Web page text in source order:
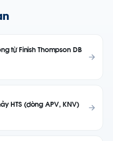
từ Finish Thompson DB
HTS (dòng APV, KNV)